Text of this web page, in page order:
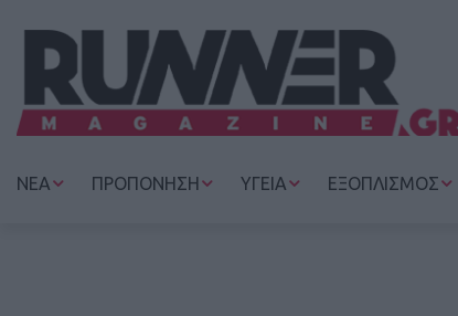
ΝΕΑ ΠΡΟΠΟΝΗΣΗ ΥΓΕΙΑ ΕΞΟΠΛΙΣΜΟΣ